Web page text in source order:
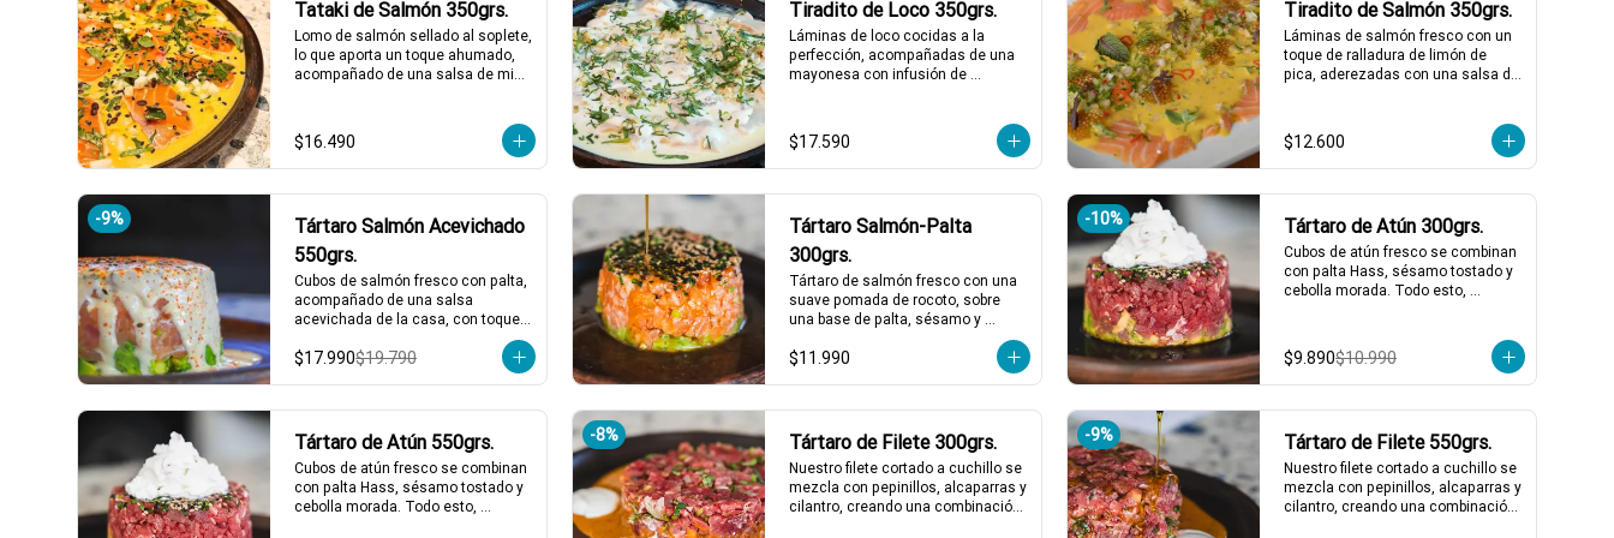
acompañamientos incluidos.
Tataki de Salmón 350grs.
Lomo de salmón sellado al soplete,
lo que aporta un toque ahumado,
acompañado de una salsa de miel
semillas de maracuyá y sesamo
tostadas.
*El peso neto corresponde al
completa, salsas o
acompañamientos incluidos.
$16.490
Tiradito de Loco 350grs.
Láminas de loco cocidas a la
perfección, acompañadas de una
mayonesa con infusión de
de mote para un final lleno de sabor
y tradición. ¡Un platillo que no te
querrás perder! 🍽️🌿
1 a 2 personas comen de este
*El peso neto corresponde al
producto en su presentación
completa, salsas o
acompañamientos incluidos.
$17.590
Tiradito de Salmón 350grs.
Láminas de salmón fresco con un
toque de ralladura de limón de
pica, aderezadas con una salsa de
rabanito y menta, junto a mostaza
encurtida agridulce para un
contraste perfecto de sabores.
¡Una explosión de frescura y
1 a 2 personas comen de este
plato!
*El peso neto corresponde al
$12.600
-9%
Tártaro Salmón Acevichado
550grs.
Cubos de salmón fresco con palta,
acompañado de una salsa
acevichada de la casa, con toques
completa, salsas o
acompañamientos incluidos.
$17.990$19.790
Tártaro Salmón-Palta
300grs.
Tártaro de salmón fresco con una
suave pomada de rocoto, sobre
una base de palta, sésamo y
ciboulette. Todo esto, bañado en
una salsa ponzu que realza los
experiencia de sabor única y
deliciosa! 🥑🍣✨
1 a 2 personas comen de este
plato!
*El peso neto corresponde al
$11.990
-10% Tártaro de Atún 300grs.
Cubos de atún fresco se combinan
con palta Hass, sésamo tostado y
cebolla morada. Todo esto,
saborizada con jengibre y ajo. ¡Un
tártaro lleno de frescura y sabor
que te hará pedir más! 🥑🍣
1 a 2 personas comen de este
*El peso neto corresponde al
producto en su presentación
completa, salsas o
$9.890$10.990
Tártaro de Atún 550grs.
Cubos de atún fresco se combinan
con palta Hass, sésamo tostado y
cebolla morada. Todo esto,
-8% Tártaro de Filete 300grs.
Nuestro filete cortado a cuchillo se
mezcla con pepinillos, alcaparras y
cilantro, creando una combinación
-9% Tártaro de Filete 550grs.
Nuestro filete cortado a cuchillo se
mezcla con pepinillos, alcaparras y
cilantro, creando una combinación